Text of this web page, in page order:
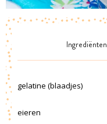
Ingrediënten
gelatine (blaadjes)
eieren